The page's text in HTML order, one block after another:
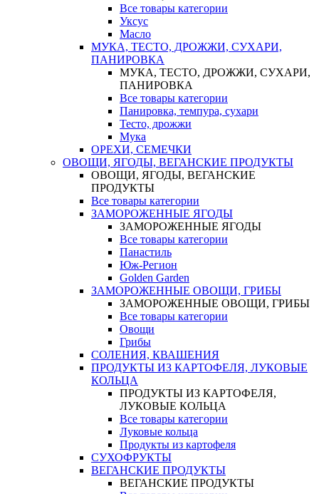
Все товары категории
Уксус
Масло
МУКА, ТЕСТО, ДРОЖЖИ, СУХАРИ,
ПАНИРОВКА
МУКА, ТЕСТО, ДРОЖЖИ, СУХАРИ,
ПАНИРОВКА
Все товары категории
Панировка, темпура, сухари
Тесто, дрожжи
Мука
ОРЕХИ, СЕМЕЧКИ
ОВОЩИ, ЯГОДЫ, ВЕГАНСКИЕ ПРОДУКТЫ
ОВОЩИ, ЯГОДЫ, ВЕГАНСКИЕ
ПРОДУКТЫ
Все товары категории
ЗАМОРОЖЕННЫЕ ЯГОДЫ
ЗАМОРОЖЕННЫЕ ЯГОДЫ
Все товары категории
Панастиль
Юж-Регион
Golden Garden
ЗАМОРОЖЕННЫЕ ОВОЩИ, ГРИБЫ
ЗАМОРОЖЕННЫЕ ОВОЩИ, ГРИБЫ
Все товары категории
Овощи
Грибы
СОЛЕНИЯ, КВАШЕНИЯ
ПРОДУКТЫ ИЗ КАРТОФЕЛЯ, ЛУКОВЫЕ
КОЛЬЦА
ПРОДУКТЫ ИЗ КАРТОФЕЛЯ,
ЛУКОВЫЕ КОЛЬЦА
Все товары категории
Луковые кольца
Продукты из картофеля
СУХОФРУКТЫ
ВЕГАНСКИЕ ПРОДУКТЫ
ВЕГАНСКИЕ ПРОДУКТЫ